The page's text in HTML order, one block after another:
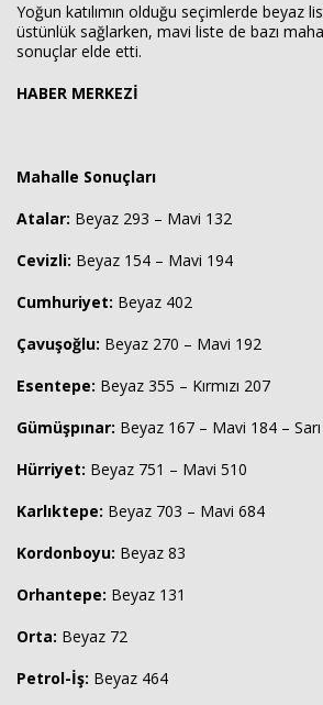
Yoğun katılımın olduğu seçimlerde beyaz
üstünlük sağlarken, mavi liste de bazı
sonuçlar elde etti.
HABER MERKEZİ
Mahalle Sonuçları
Atalar: Beyaz 293 – Mavi 132
Cevizli: Beyaz 154 – Mavi 194
Cumhuriyet: Beyaz 402
Çavuşoğlu: Beyaz 270 – Mavi 192
Esentepe: Beyaz 355 – Kırmızı 207
Gümüşpınar: Beyaz 167 – Mavi 184 – Sarı
Hürriyet: Beyaz 751 – Mavi 510
Karlıktepe: Beyaz 703 – Mavi 684
Kordonboyu: Beyaz 83
Orhantepe: Beyaz 131
Orta: Beyaz 72
Petrol-İş: Beyaz 464